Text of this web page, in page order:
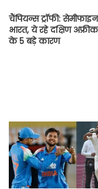
चैंपियन्स ट्रॉफी:
भारत, ये रहे दक्षिण
के 5 बड़े कारण